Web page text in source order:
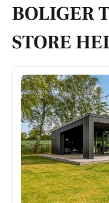
BOLIGER
STORE